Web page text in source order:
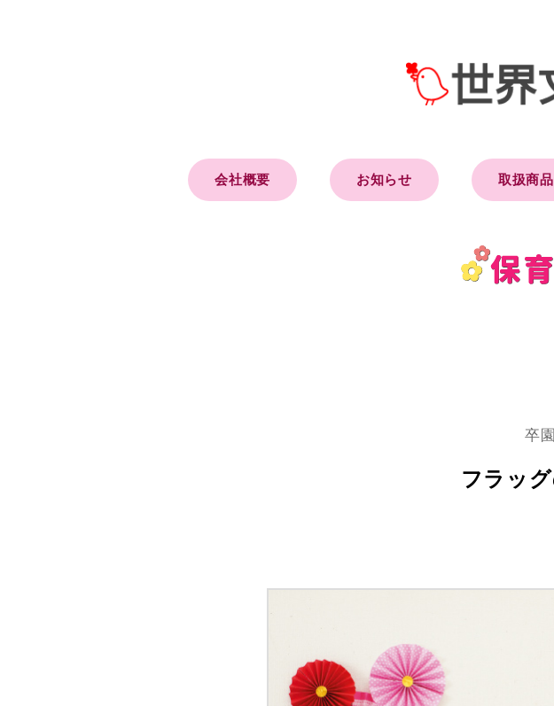
会社概要 お知らせ 取扱商品
卒
フラッ